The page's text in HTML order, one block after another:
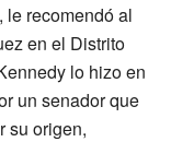
le recomendó al
en el Distrito
lo hizo en
un senador que
su origen,